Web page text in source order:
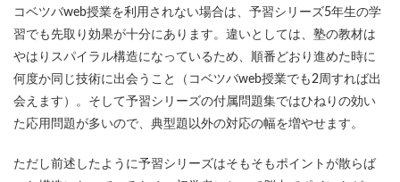
コベツバweb授業を利用されない場合は、予習シリーズ5年生の学
習でも先取り効果が十分にあります。違いとしては、塾の教材は
やはりスパイラル構造になっているため、順番どおり進めた時に
何度か同じ技術に出会うこと（コベツバweb授業でも2周すれば出
会えます）。そして予習シリーズの付属問題集ではひねりの効い
た応用問題が多いので、典型題以外の対応の幅を増やせます。
ただし前述したように予習シリーズはそもそもポイントが散らば